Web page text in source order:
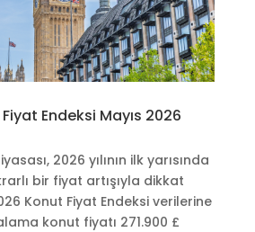
Endeksi Mayıs 2026
2026 yılının ilk yarısında
bir fiyat artışıyla dikkat
Konut Fiyat Endeksi verilerine
konut fiyatı 271.900 £